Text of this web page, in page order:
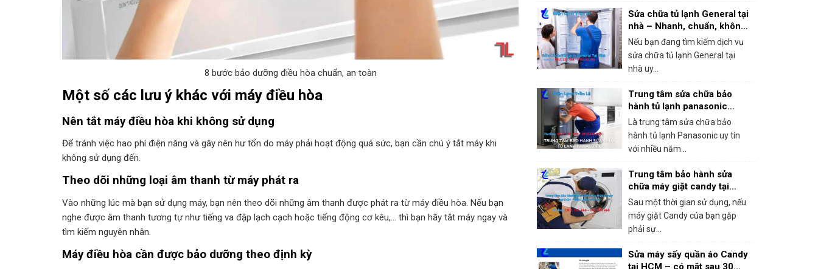
8 bước bảo dưỡng điều hòa chuẩn, an toàn
Một số các lưu ý khác với máy điều hòa
Nên tắt máy điều hòa khi không sử dụng
Để tránh việc hao phí điện năng và gây nên hư tổn do máy phải hoạt động quá sức, bạn cần chú ý tắt máy khi
không sử dụng đến.
Theo dõi những loại âm thanh từ máy phát ra
Vào những lúc mà bạn sử dụng máy, bạn nên theo dõi những âm thanh được phát ra từ máy điều hòa. Nếu bạn
nghe được âm thanh tương tự như tiếng va đập lạch cạch hoặc tiếng động cơ kêu,… thì bạn hãy tắt máy ngay và
tìm kiếm nguyên nhân.
Máy điều hòa cần được bảo dưỡng theo định kỳ
Sửa chữa tủ lạnh General tại
nhà – Nhanh, chuẩn, không
chặt chém!
Nếu bạn đang tìm kiếm dịch vụ
sửa chữa tủ lạnh General tại
nhà uy...
Trung tâm sửa chữa bảo
hành tủ lạnh panasonic
khắc phục mọi sự cố trong 1
lần gọi
Là trung tâm sửa chữa bảo
hành tủ lạnh Panasonic uy tín
với nhiều năm...
Trung tâm bảo hành sửa
chữa máy giặt candy tại
HCM – Giá rẻ, bắt lỗi chính
xác 100%
Sau một thời gian sử dụng, nếu
máy giặt Candy của bạn gặp
phải sự...
Sửa máy sấy quần áo Candy
tại HCM – có mặt sau 30